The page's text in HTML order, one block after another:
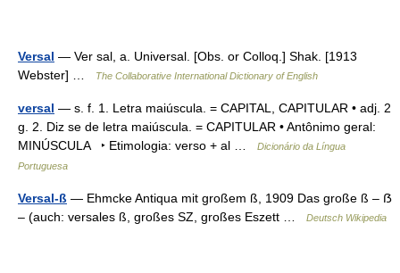
Versal — Ver sal, a. Universal. [Obs. or Colloq.] Shak. [1913
Webster] …
The Collaborative International Dictionary of English
versal — s. f. 1. Letra maiúscula. = CAPITAL, CAPITULAR • adj. 2
g. 2. Diz se de letra maiúscula. = CAPITULAR • Antônimo geral:
MINÚSCULA ‣ Etimologia: verso + al …
Dicionário da Língua
Portuguesa
Versal-ß — Ehmcke Antiqua mit großem ß, 1909 Das große ß – ẞ
– (auch: versales ß, großes SZ, großes Eszett …
Deutsch Wikipedia